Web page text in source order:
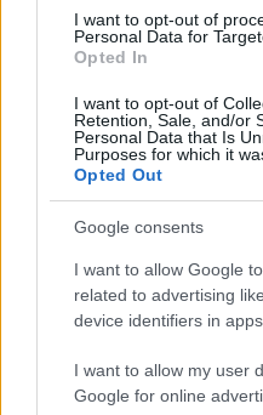
I want to opt-out of
Personal Data for
Opted In
I want to opt-out of
Retention, Sale, and/or
Personal Data that Is
Purposes for which it
Opted Out
Google consents
I want to allow Google
related to advertising
device identifiers in apps.
I want to allow my user
Google for online
100.000 άτομα»
Σίντνεϊ Τάουλ:
με τον καρκίνο
Μεταφορές
θεωρηθούν δωρεές
– Τι ισχυεί για τις
Κυψέλη: «Δεν
Σοκαρισμένο το
φιλοξενούσε τον
Λέσβο
Πιο